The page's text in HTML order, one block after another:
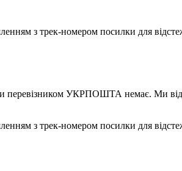
з трек-номером посилки для
перевізником УКРПОШТА немає. Ми
з трек-номером посилки для